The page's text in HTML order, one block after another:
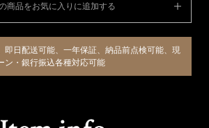
商品をお気に入りに追加する
即日配送可能、一年保証、納品前点検可能、現
ン・銀行振込各種対応可能